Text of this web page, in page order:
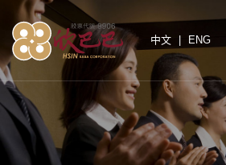
中文 ENG